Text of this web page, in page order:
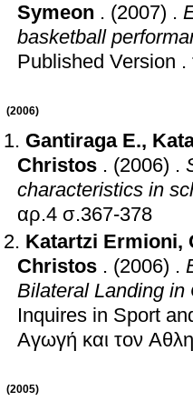
Symeon . (2007) .
basketball
Published Version .
(2006)
Gantiraga E.,
Christos . (2006) .
characteristics in
αρ.4 σ.367-378
Katartzi Ermioni,
Christos . (2006) .
Bilateral Landing in
Inquires in Sport
Αγωγή και τον
(2005)